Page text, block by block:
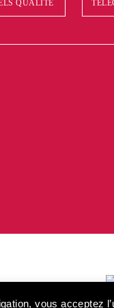
QUALITÉ
vous acceptez